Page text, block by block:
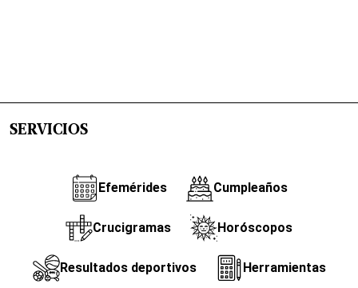
SERVICIOS
Efemérides Cumpleaños
Crucigramas Horóscopos
Resultados deportivos Herramientas